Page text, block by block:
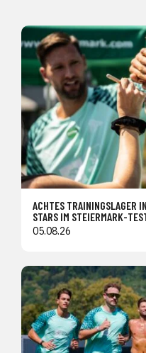
ACHTES TRAININGSLAGER
STARS IM STEIERMARK-
05.08.26